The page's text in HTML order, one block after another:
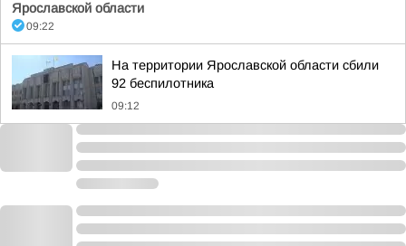
Ярославской области
09:22
На территории Ярославской области сбили
92 беспилотника
09:12